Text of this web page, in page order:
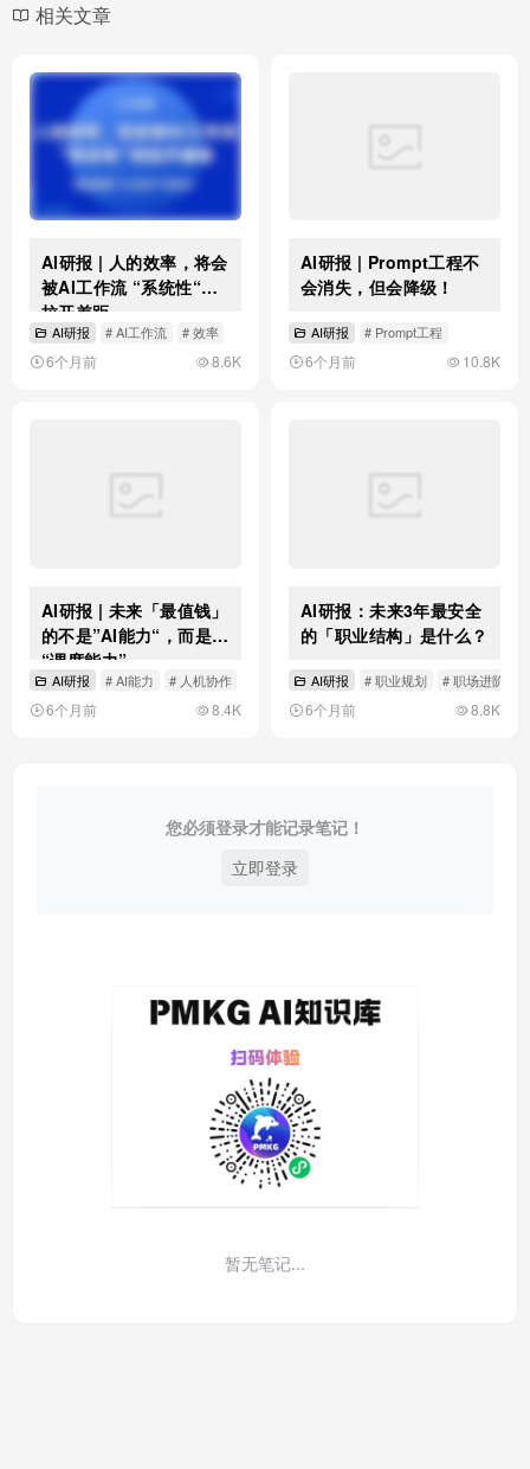
相关文章
AI研报 | 人的效率，将会
被AI工作流 “系统性“的
拉开差距
AI研报 # AI工作流 # 效率
6个月前 8.6K
AI研报 | Prompt工程不
会消失，但会降级！
AI研报 # Prompt工程
6个月前 10.8K
AI研报 | 未来「最值钱」
的不是”AI能力“，而是
“调度能力”
AI研报 # AI能力 # 人机协作 # 调度能力
6个月前 8.4K
AI研报：未来3年最安全
的「职业结构」是什么？
AI研报 # 职业规划 # 职场进阶
6个月前 8.8K
您必须登录才能记录笔记！
立即登录
暂无笔记...